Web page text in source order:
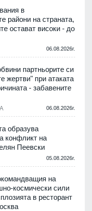
в
райони на страната,
остават високи - до
06.08.2026г.
партньорите си
жертви" при атаката
- забавените
06.08.2026г.
образува
конфликт на
Пеевски
05.08.2026г.
на
космически сили
в ресторант